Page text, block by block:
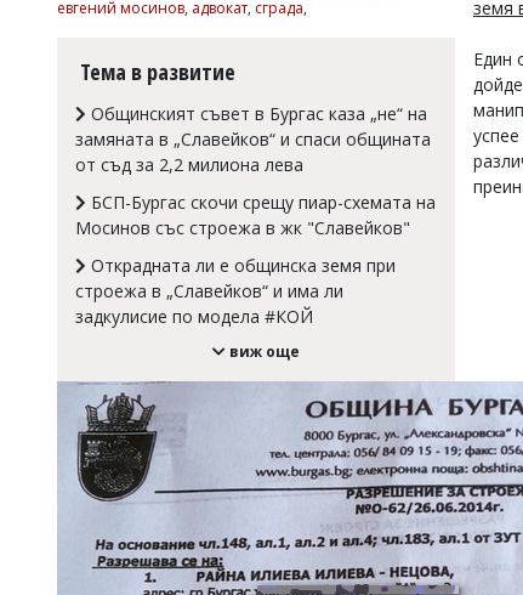
въвеждат
читателите
редакцията
отговорност
обиден
коментар,
сигнализирайте
евгений мосинов, адвокат, сграда,
Тема в развитие
Общинският съвет в Бургас каза „не“ на
замяната в „Славейков“ и спаси общината
от съд за 2,2 милиона лева
БСП-Бургас скочи срещу пиар-схемата на
Мосинов със строежа в жк "Славейков"
Открадната ли е общинска земя при
строежа в „Славейков“ и има ли
задкулисие по модела #КОЙ
виж още
земя
Един